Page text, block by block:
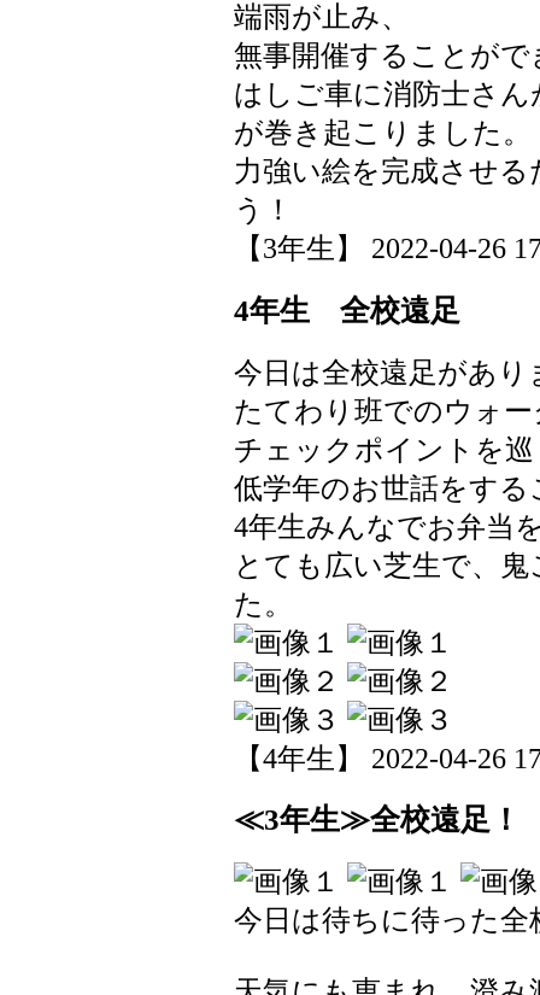
端雨が止み、
無事開催することが
はしご車に消防士さ
が巻き起こりました。
力強い絵を完成させ
う！
【3年生】 2022-04-26
4年生 全校遠足
今日は全校遠足があり
たてわり班でのウォ
チェックポイントを
低学年のお世話をす
4年生みんなでお弁当
とても広い芝生で、
た。
【4年生】 2022-04-26
≪3年生≫全校遠足！
今日は待ちに待った全